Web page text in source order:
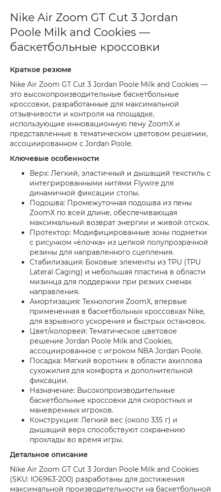
Nike Air Zoom GT Cut 3 Jordan
Poole Milk and Cookies —
баскетбольные кроссовки
Краткое резюме
Nike Air Zoom GT Cut 3 Jordan Poole Milk and Cookies —
это высокопроизводительные баскетбольные
кроссовки, разработанные для максимальной
отзывчивости и контроля на площадке,
использующие инновационную пену ZoomX и
представленные в тематическом цветовом решении,
ассоциированном с Jordan Poole.
Ключевые особенности
Верх: Легкий, эластичный и дышащий текстиль с
интегрированными нитями Flywire для
динамичной фиксации стопы.
Подошва: Промежуточная подошва из пены
ZoomX по всей длине, обеспечивающая
максимальный возврат энергии и живой отскок.
Протектор: Модифицированные зоны подметки
с рисунком «ёлочка» из цепкой полупрозрачной
резины для направленного сцепления.
Стабилизация: Боковые элементы из TPU (TPU
Lateral Caging) и небольшая пластина в области
мизинца для поддержки при резких сменах
направления.
Амортизация: Технология ZoomX, впервые
примененная в баскетбольных кроссовках Nike,
для взрывного ускорения и быстрых остановок.
Цвет/колорвей: Тематическое цветовое
решение Jordan Poole Milk and Cookies,
ассоциированное с игроком NBA Jordan Poole.
Посадка: Мягкий воротник в области ахиллова
сухожилия для комфорта и дополнительной
фиксации.
Назначение: Высокопроизводительные
баскетбольные кроссовки для скоростных и
маневренных игроков.
Конструкция: Легкий вес (около 335 г) и
дышащий верх способствуют сохранению
прохлады во время игры.
Детальное описание
Nike Air Zoom GT Cut 3 Jordan Poole Milk and Cookies
(SKU: IO6963-200) разработаны для достижения
максимальной производительности на баскетбольной